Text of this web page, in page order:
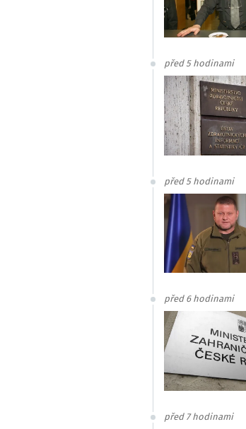
před 5 hodinami
před 5 hodinami
před 6 hodinami
před 7 hodinami